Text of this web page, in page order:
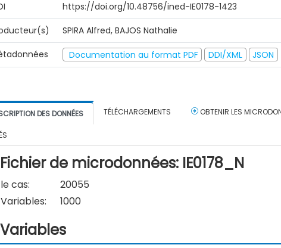
https://doi.org/10.48756/ined-IE0178-1423
SPIRA Alfred, BAJOS Nathalie
Documentation au format PDF DDI/XML JSON
DES DONNÉES TÉLÉCHARGEMENTS OBTENIR LES
Fichier de microdonnées: IE0178_N
le cas:
20055
Variables:
1000
Variables